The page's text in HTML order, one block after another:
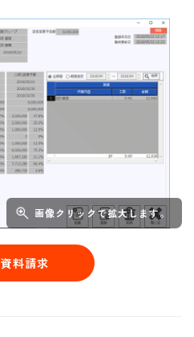
画像クリックで拡大します。
資料請求